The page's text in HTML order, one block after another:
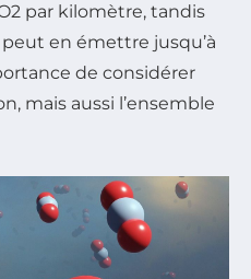
par kilomètre, tandis
en émettre jusqu’à
de considérer
mais aussi l’ensemble